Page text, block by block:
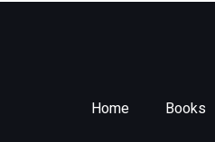
Home Books